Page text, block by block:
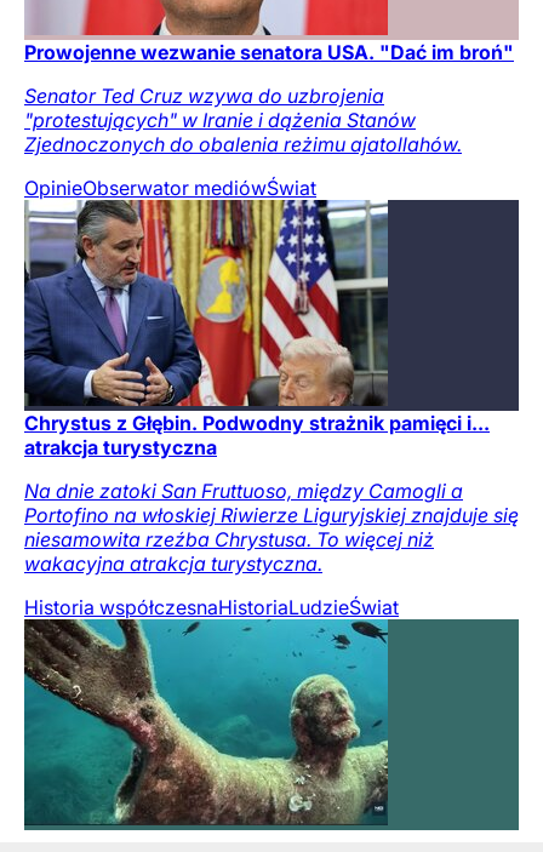
Prowojenne wezwanie senatora USA. "Dać im broń"
Senator Ted Cruz wzywa do uzbrojenia
"protestujących" w Iranie i dążenia Stanów
Zjednoczonych do obalenia reżimu ajatollahów.
OpinieObserwator mediówŚwiat
Chrystus z Głębin. Podwodny strażnik pamięci i...
atrakcja turystyczna
Na dnie zatoki San Fruttuoso, między Camogli a
Portofino na włoskiej Riwierze Liguryjskiej znajduje się
niesamowita rzeźba Chrystusa. To więcej niż
wakacyjna atrakcja turystyczna.
Historia współczesnaHistoriaLudzieŚwiat